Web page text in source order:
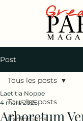
Post
Tous les posts
Exhibitions
Tous les posts
Arboretum
Laetitia Noppe
4 mars 2025